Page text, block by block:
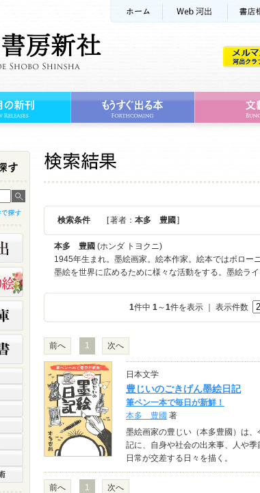
検索条件 [ 著者： 本多 豊國 ]
本多 豊國 (ホンダ トヨクニ)
1945年生まれ。墨絵画家。絵本作家。絵本ではボロー
墨絵を世界に広めるために様々な活動をする。墨絵ライ
1件中 1～1件を表示 ｜ 表示件数
前へ 1 次へ
日本文学
豊じいのごきげん墨絵日記
筆ペン一本で毎日が新鮮！
本多 豊國 著
墨絵画家の豊じい（本多豊國）は
記に、自身や社会の出来事、人や
日常が交差する日々を描く。
前へ 1 次へ